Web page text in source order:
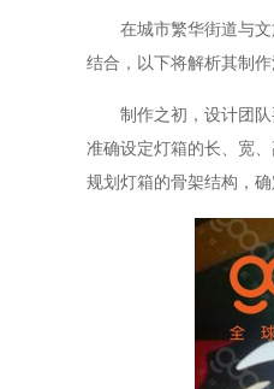
在城市繁华街道与文
结合，以下将解析其制作
制作之初，设计团队要
准确设定灯箱的长、宽
规划灯箱的骨架结构，